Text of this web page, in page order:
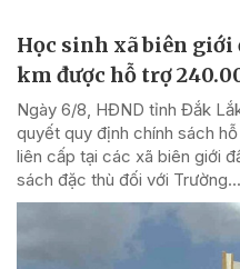
Học sinh xã biên giới
km được hỗ trợ
Ngày 6/8, HĐND tỉnh Đắk
quyết quy định chính sách
liên cấp tại các xã biên giới
sách đặc thù đối với Trường...